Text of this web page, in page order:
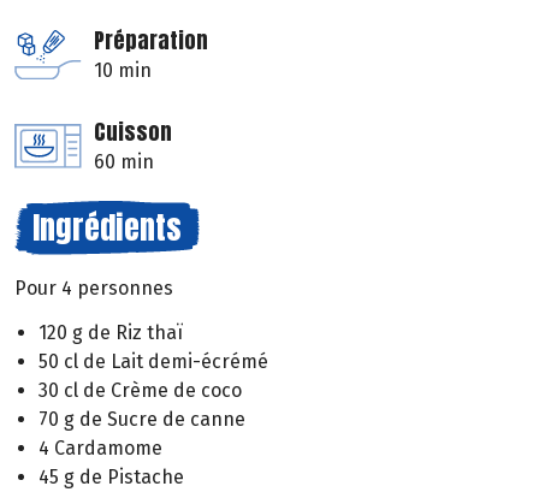
Préparation
10 min
Cuisson
60 min
Ingrédients
Pour 4 personnes
120 g de Riz thaï
50 cl de Lait demi-écrémé
30 cl de Crème de coco
70 g de Sucre de canne
4 Cardamome
45 g de Pistache